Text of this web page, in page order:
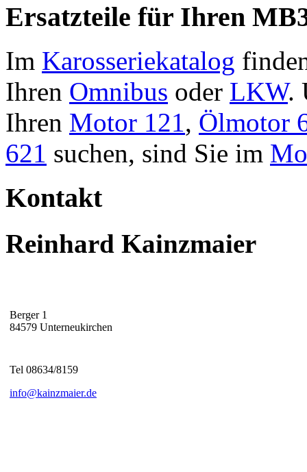
Ersatzteile für Ihren
Im Karosseriekatalog
Ihren Omnibus oder LKW.
Ihren Motor 121, Ölmotor
621 suchen, sind Sie im
Kontakt
Reinhard Kainzmaier
Berger 1
84579 Unterneukirchen
Tel 08634/8159
info@kainzmaier.de